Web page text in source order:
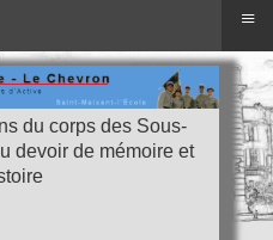
du corps des Sous-
devoir de mémoire et
≡